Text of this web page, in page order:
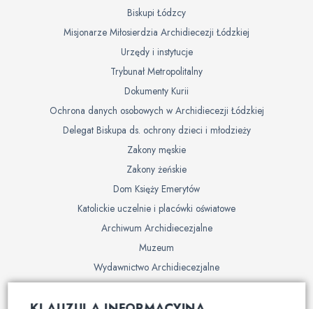
Biskupi Łódzcy
Misjonarze Miłosierdzia Archidiecezji Łódzkiej
Urzędy i instytucje
Trybunał Metropolitalny
Dokumenty Kurii
Ochrona danych osobowych w Archidiecezji Łódzkiej
Delegat Biskupa ds. ochrony dzieci i młodzieży
Zakony męskie
Zakony żeńskie
Dom Księży Emerytów
Katolickie uczelnie i placówki oświatowe
Archiwum Archidiecezjalne
Muzeum
Wydawnictwo Archidiecezjalne
Cmentarze